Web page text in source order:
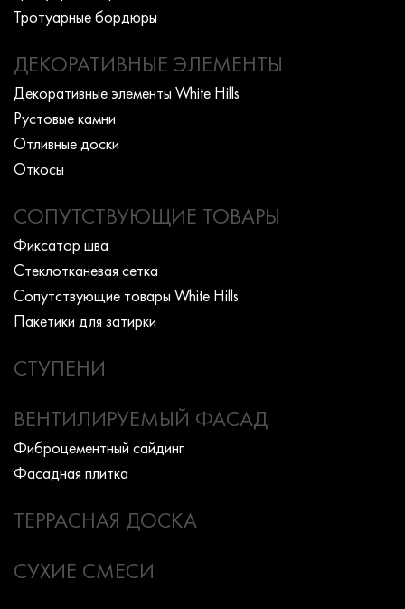
Тротуарные бордюры
ДЕКОРАТИВНЫЕ ЭЛЕМЕНТЫ
Декоративные элементы White Hills
Рустовые камни
Отливные доски
Откосы
СОПУТСТВУЮЩИЕ ТОВАРЫ
Фиксатор шва
Стеклотканевая сетка
Сопутствующие товары White Hills
Пакетики для затирки
СТУПЕНИ
ВЕНТИЛИРУЕМЫЙ ФАСАД
Фиброцементный сайдинг
Фасадная плитка
ТЕРРАСНАЯ ДОСКА
СУХИЕ СМЕСИ